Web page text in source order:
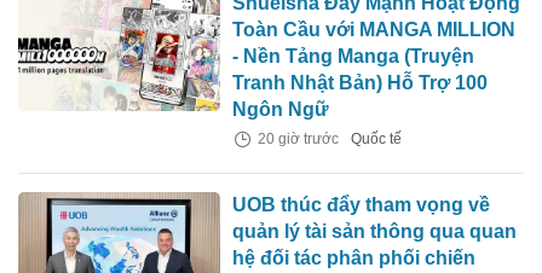
Toàn Cầu với MANGA MILLION
- Nền Tảng Manga (Truyện
Tranh Nhật Bản) Hỗ Trợ 100
Ngôn Ngữ
20 giờ trước Quốc tế
UOB thúc đẩy tham vọng về
quản lý tài sản thông qua quan
hệ đối tác phân phối chiến